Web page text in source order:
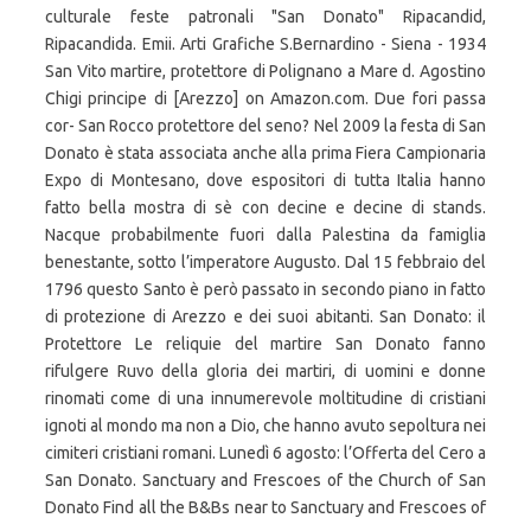
culturale feste patronali "San Donato" Ripacandid,
Ripacandida. Emii. Arti Grafiche S.Bernardino - Siena - 1934
San Vito martire, protettore di Polignano a Mare d. Agostino
Chigi principe di [Arezzo] on Amazon.com. Due fori passa
cor- San Rocco protettore del seno? Nel 2009 la festa di San
Donato è stata associata anche alla prima Fiera Campionaria
Expo di Montesano, dove espositori di tutta Italia hanno
fatto bella mostra di sè con decine e decine di stands.
Nacque probabilmente fuori dalla Palestina da famiglia
benestante, sotto l’imperatore Augusto. Dal 15 febbraio del
1796 questo Santo è però passato in secondo piano in fatto
di protezione di Arezzo e dei suoi abitanti. San Donato: il
Protettore Le reliquie del martire San Donato fanno
rifulgere Ruvo della gloria dei martiri, di uomini e donne
rinomati come di una innumerevole moltitudine di cristiani
ignoti al mondo ma non a Dio, che hanno avuto sepoltura nei
cimiteri cristiani romani. Lunedì 6 agosto: l’Offerta del Cero a
San Donato. Sanctuary and Frescoes of the Church of San
Donato Find all the B&Bs near to Sanctuary and Frescoes of